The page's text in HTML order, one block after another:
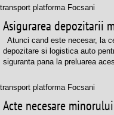
transport platforma Focsani
Asigurarea depozitarii
Atunci cand este necesar, la
depozitare si logistica auto
siguranta pana la preluarea
transport platforma Focsani
Acte necesare